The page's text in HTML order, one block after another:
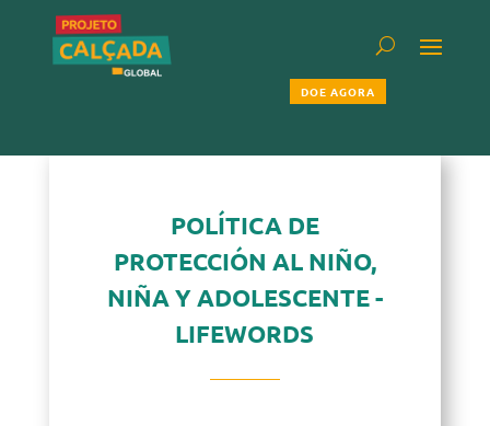
DOE AGORA
POLÍTICA DE
PROTECCIÓN AL NIÑO,
NIÑA Y ADOLESCENTE -
LIFEWORDS